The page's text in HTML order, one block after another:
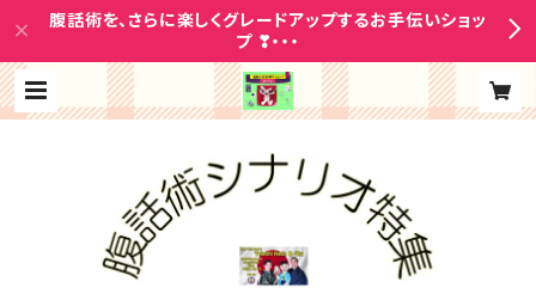
腹話術を、さらに楽しくグレードアップするお手伝いショッ
プ ❣・・・